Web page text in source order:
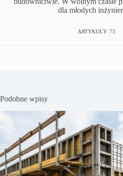
dla młodych
ARTYKUŁY: 73
Podobne wpisy